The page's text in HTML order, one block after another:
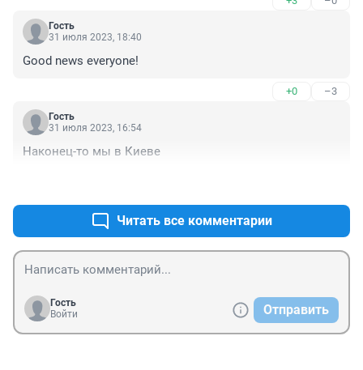
Гость
31 июля 2023, 18:40
Good news everyone!
+0 –3
Гость
31 июля 2023, 16:54
Наконец-то мы в Киеве
Читать все комментарии
Гость
Войти
Отправить